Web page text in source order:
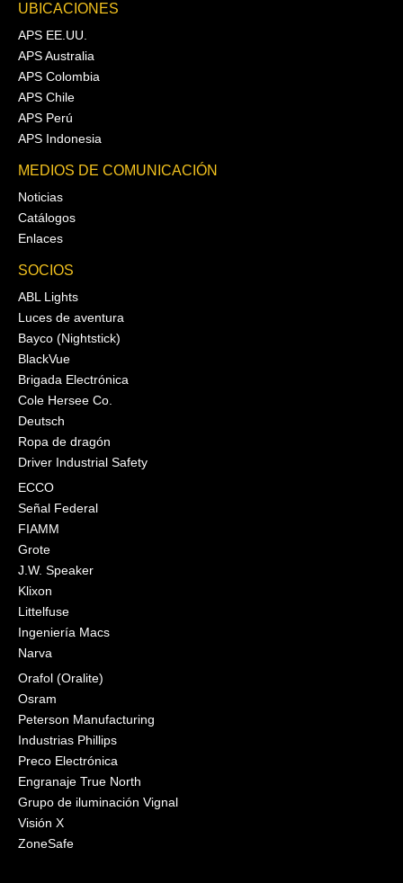
UBICACIONES
APS EE.UU.
APS Australia
APS Colombia
APS Chile
APS Perú
APS Indonesia
MEDIOS DE COMUNICACIÓN
Noticias
Catálogos
Enlaces
SOCIOS
ABL Lights
Luces de aventura
Bayco (Nightstick)
BlackVue
Brigada Electrónica
Cole Hersee Co.
Deutsch
Ropa de dragón
Driver Industrial Safety
ECCO
Señal Federal
FIAMM
Grote
J.W. Speaker
Klixon
Littelfuse
Ingeniería Macs
Narva
Orafol (Oralite)
Osram
Peterson Manufacturing
Industrias Phillips
Preco Electrónica
Engranaje True North
Grupo de iluminación Vignal
Visión X
ZoneSafe